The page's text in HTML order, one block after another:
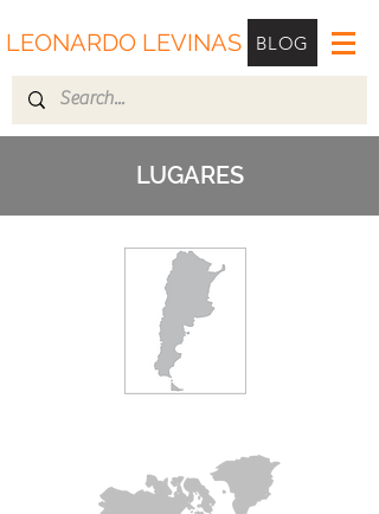
LEONARDO LEVINAS BLOG
LUGARES